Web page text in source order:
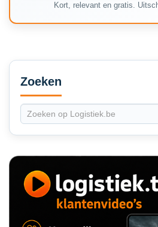
Kort, relevant en gratis.
Secondary
Sidebar
Zoeken